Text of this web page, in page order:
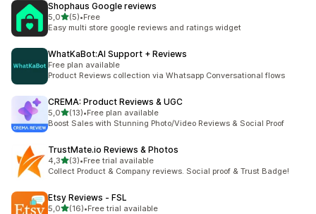
Shophaus Google reviews
5,0de 5 estrelas
(5)
5 total de avaliações
•Free
Easy multi store google reviews and ratings widget
WhatKaBot:AI Support + Reviews
Free plan available
Product Reviews collection via Whatsapp Conversational flows
CREMA: Product Reviews & UGC
5,0de 5 estrelas
(13)
13 total de avaliações
•Free plan available
Boost Sales with Stunning Photo/Video Reviews & Social Proof
TrustMate.io Reviews & Photos
4,3de 5 estrelas
(3)
3 total de avaliações
•Free trial available
Collect Product & Company reviews. Social proof & Trust Badge!
Etsy Reviews ‑ FSL
5,0de 5 estrelas
(16)•Free trial available